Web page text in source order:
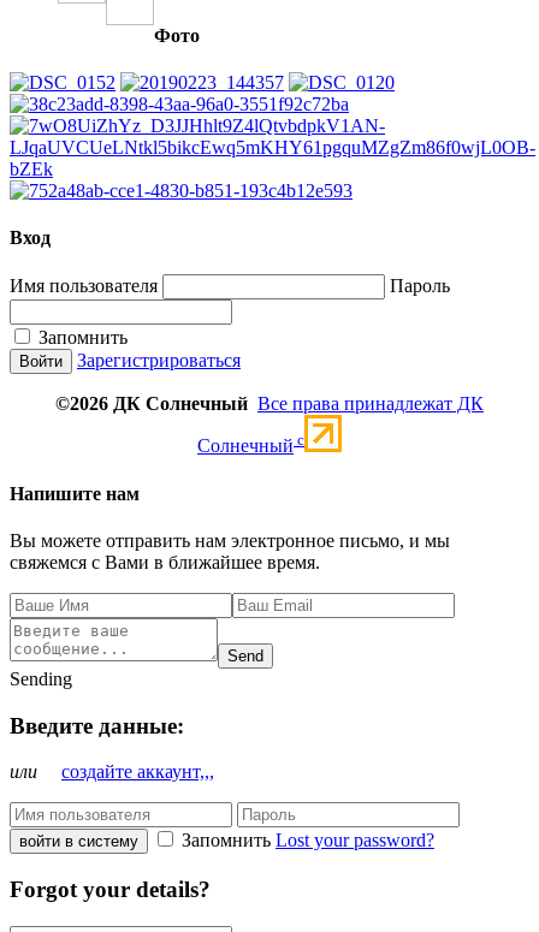
Фото
Вход
Имя пользователя Пароль
Запомнить
Зарегистрироваться
©2026 ДК Солнечный Все права принадлежат ДК
Солнечный c
Напишите нам
Вы можете отправить нам электронное письмо, и мы
свяжемся с Вами в ближайшее время.
Send
Sending
Введите данные:
или создайте аккаунт,,,
войти в систему Запомнить Lost your password?
Forgot your details?